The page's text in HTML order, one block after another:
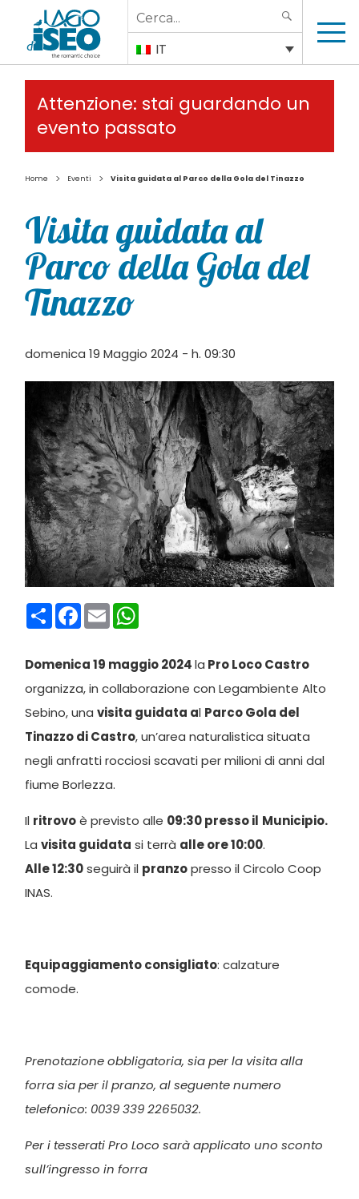
Search
for:
IT
Attenzione: stai guardando un
evento passato
Home > Eventi > Visita guidata al Parco della Gola del Tinazzo
Visita guidata al
Parco della Gola del
Tinazzo
domenica 19 Maggio 2024 - h. 09:30
CondividiFacebook
Email
Domenica 19 maggio 2024la Pro Loco Castro
organizza, in collaborazione con Legambiente Alto
Sebino, unavisita guidata al Parco Gola del
Tinazzo di Castro, un’area naturalistica situata
negli anfratti rocciosi scavati per milioni di anni dal
fiume Borlezza.
Il ritrovoè previsto alle 09:30 presso il Municipio.
Lavisita guidata si terrà alle ore 10:00.
Alle 12:30seguirà il pranzopresso il Circolo Coop
INAS.
Equipaggiamento consigliato: calzature
comode.
Prenotazione obbligatoria, sia per la visita alla
forra sia per il pranzo, al seguente numero
telefonico: 0039 339 2265032.
Per i tesserati Pro Loco sarà applicato uno sconto
sull’ingresso in forra